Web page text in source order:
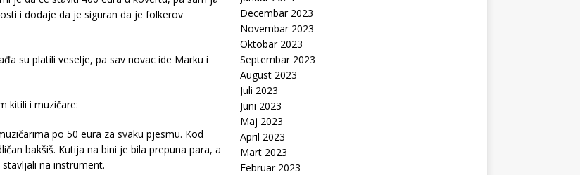
i dodaje da je siguran da je folkerov
su platili veselje, pa sav novac ide Marku i
kitili i muzičare:
po 50 eura za svaku pjesmu. Kod
bakšiš. Kutija na bini je bila prepuna para, a
na instrument.
Decembar 2023
Novembar 2023
Oktobar 2023
Septembar 2023
August 2023
Juli 2023
Juni 2023
Maj 2023
April 2023
Mart 2023
Februar 2023